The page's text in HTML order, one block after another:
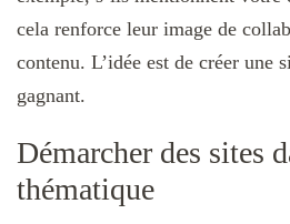
cela renforce leur image de
contenu. L’idée est de créer une
gagnant.
Démarcher des sites
thématique